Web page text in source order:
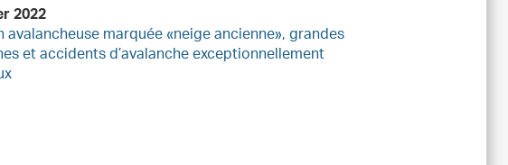
2022
marquée «neige ancienne», grandes
et accidents d’avalanche exceptionnellement